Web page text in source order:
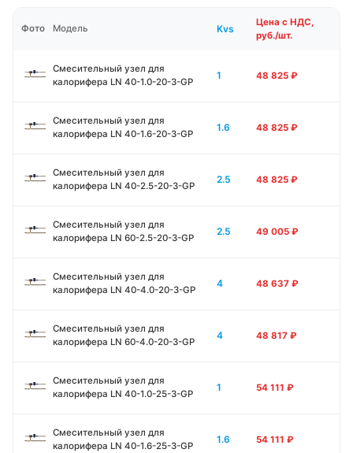
Фото Модель Kvs
Цена с НДС,
руб./шт.
Смесительный узел для
калорифера LN 40-1.0-20-3-GP
1 48 825 ₽
Смесительный узел для
калорифера LN 40-1.6-20-3-GP
1.6 48 825 ₽
Смесительный узел для
калорифера LN 40-2.5-20-3-GP
2.5 48 825 ₽
Смесительный узел для
калорифера LN 60-2.5-20-3-GP
2.5 49 005 ₽
Смесительный узел для
калорифера LN 40-4.0-20-3-GP
4 48 637 ₽
Смесительный узел для
калорифера LN 60-4.0-20-3-GP
4 48 817 ₽
Смесительный узел для
калорифера LN 40-1.0-25-3-GP
1 54 111 ₽
Смесительный узел для
калорифера LN 40-1.6-25-3-GP
1.6 54 111 ₽